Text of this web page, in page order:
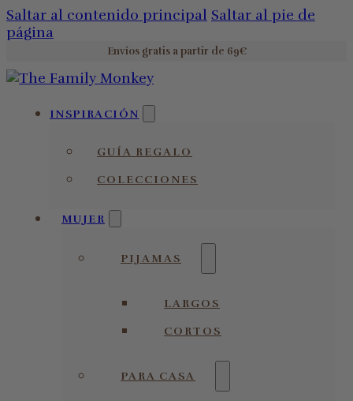
Saltar al contenido principal Saltar al pie de
página
Envíos gratis a partir de 69€
INSPIRACIÓN
GUÍA REGALO
COLECCIONES
MUJER
PIJAMAS
LARGOS
CORTOS
PARA CASA